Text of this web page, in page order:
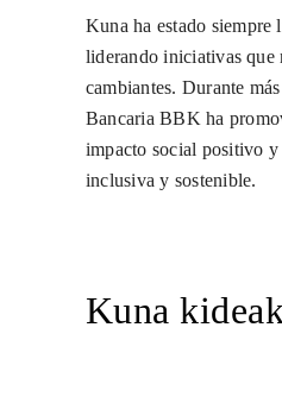
Kuna ha estado siempre
liderando iniciativas que
cambiantes. Durante
Bancaria BBK ha
impacto social positivo y
inclusiva y sostenible.
Kuna kideak